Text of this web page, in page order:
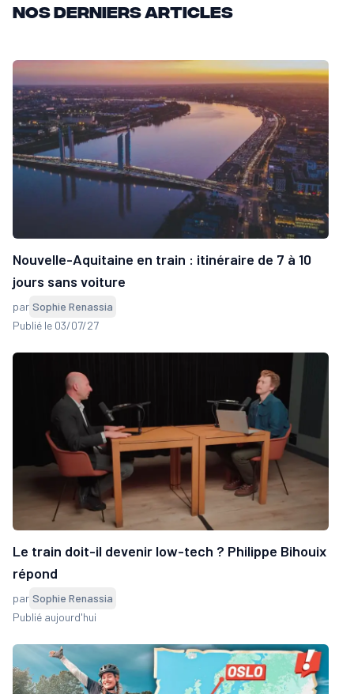
Nos derniers articles
Nouvelle-Aquitaine en train : itinéraire de 7 à 10
jours sans voiture
par Sophie Renassia
Publié le 03/07/27
Le train doit-il devenir low-tech ? Philippe Bihouix
répond
par Sophie Renassia
Publié aujourd'hui